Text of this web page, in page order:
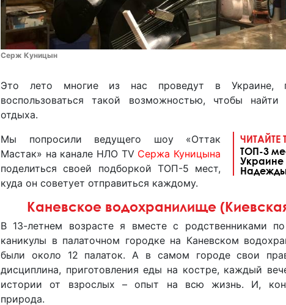
Серж Куницын
Это лето многие из нас проведут в Украине,
воспользоваться такой возможностью, чтобы
отдыха.
ЧИТАЙТЕ
ТОП-3
Украине
Мы попросили ведущего шоу «Оттак
Мастак» на канале НЛО TV Сержа Куницына
поделиться своей подборкой ТОП-5 мест,
куда он советует отправиться каждому.
Каневское водохранилище
В 13-летнем возрасте я вместе с родственниками
каникулы в палаточном городке на Каневском
были около 12 палаток. А в самом городе свои
дисциплина, приготовления еды на костре, каждый
истории от взрослых – опыт на всю жизнь. И,
природа.